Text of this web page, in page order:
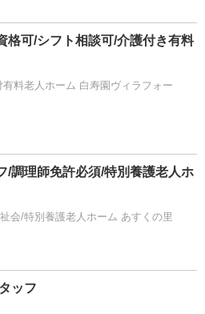
格可/シフト相談可/介護付き有料
料老人ホーム 白寿園ヴィラフォー
/調理師免許必須/特別養護老人ホ
会/特別養護老人ホーム あすくの里
ッフ